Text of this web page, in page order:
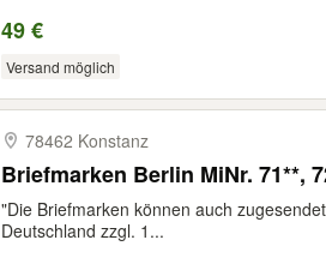
49 €
Versand möglich
78462 Konstanz
Briefmarken Berlin MiNr. 71**,
"Die Briefmarken können auch
Deutschland zzgl. 1...